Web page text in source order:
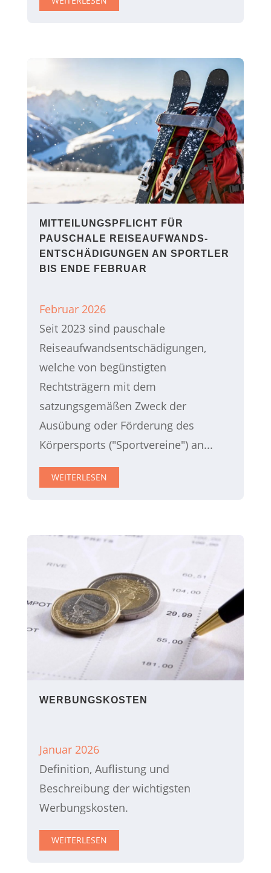
MITTEILUNGSPFLICHT FÜR
PAUSCHALE REISEAUFWANDS­
ENTSCHÄDIGUNGEN AN SPORTLER
BIS ENDE FEBRUAR
Februar 2026
Seit 2023 sind pauschale
Reiseaufwandsentschädigungen,
welche von begünstigten
Rechtsträgern mit dem
satzungsgemäßen Zweck der
Ausübung oder Förderung des
Körpersports ("Sportvereine") an...
WEITERLESEN
WERBUNGSKOSTEN
Januar 2026
Definition, Auflistung und
Beschreibung der wichtigsten
Werbungskosten.
WEITERLESEN